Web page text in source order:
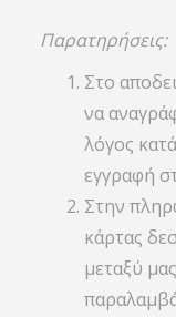
Παρατηρήσεις:
Στο
να
λόγος
εγγραφή
Στην
κάρτας
μεταξύ